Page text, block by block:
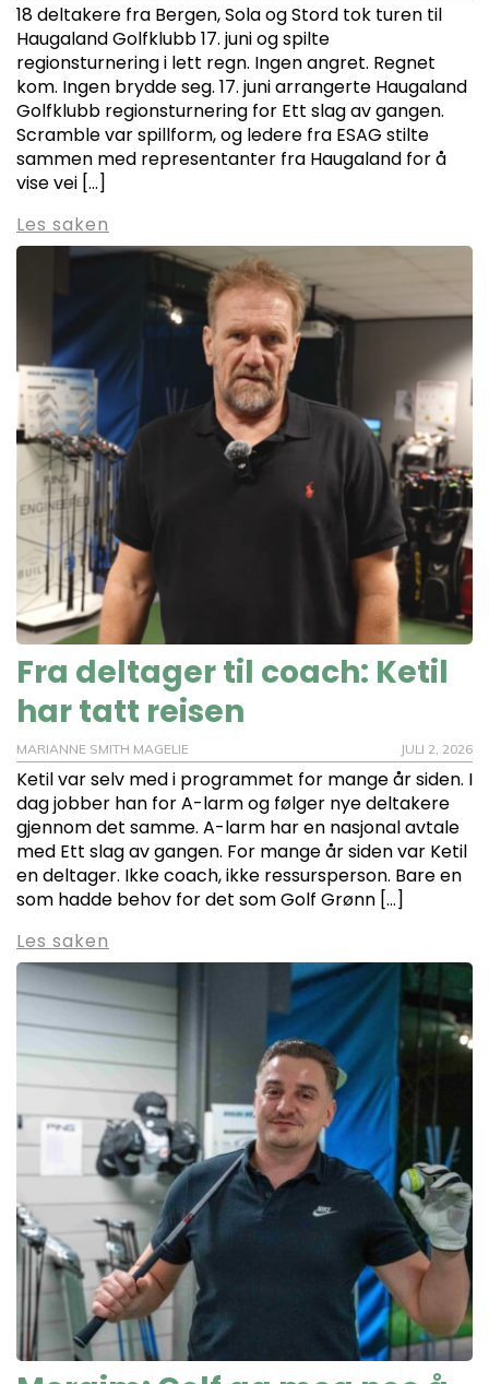
18 deltakere fra Bergen, Sola og Stord tok turen til
Haugaland Golfklubb 17. juni og spilte
regionsturnering i lett regn. Ingen angret. Regnet
kom. Ingen brydde seg. 17. juni arrangerte Haugaland
Golfklubb regionsturnering for Ett slag av gangen.
Scramble var spillform, og ledere fra ESAG stilte
sammen med representanter fra Haugaland for å
vise vei […]
Les saken
Fra deltager til coach: Ketil
har tatt reisen
MARIANNE SMITH MAGELIE JULI 2, 2026
Ketil var selv med i programmet for mange år siden. I
dag jobber han for A-larm og følger nye deltakere
gjennom det samme. A-larm har en nasjonal avtale
med Ett slag av gangen. For mange år siden var Ketil
en deltager. Ikke coach, ikke ressursperson. Bare en
som hadde behov for det som Golf Grønn […]
Les saken